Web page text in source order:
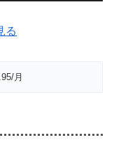
る
月